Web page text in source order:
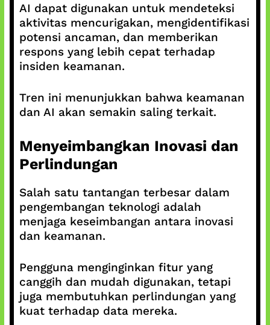
AI dapat digunakan untuk mendeteksi
aktivitas mencurigakan, mengidentifikasi
potensi ancaman, dan memberikan
respons yang lebih cepat terhadap
insiden keamanan.
Tren ini menunjukkan bahwa keamanan
dan AI akan semakin saling terkait.
Menyeimbangkan Inovasi dan
Perlindungan
Salah satu tantangan terbesar dalam
pengembangan teknologi adalah
menjaga keseimbangan antara inovasi
dan keamanan.
Pengguna menginginkan fitur yang
canggih dan mudah digunakan, tetapi
juga membutuhkan perlindungan yang
kuat terhadap data mereka.